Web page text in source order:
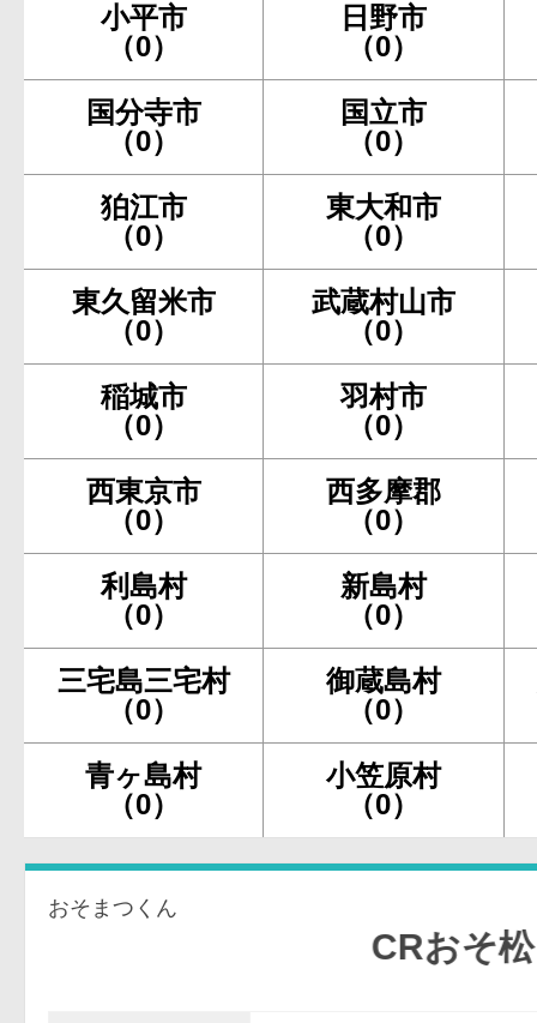
小平市
（0）
日野市
（0）
国分寺市
（0）
国立市
（0）
狛江市
（0）
東大和市
（0）
東久留米市
（0）
武蔵村山市
（0）
稲城市
（0）
羽村市
（0）
西東京市
（0）
西多摩郡
（0）
利島村
（0）
新島村
（0）
三宅島三宅村
（0）
御蔵島村
（0）
青ヶ島村
（0）
小笠原村
（0）
おそまつくん
CRおそ松くん